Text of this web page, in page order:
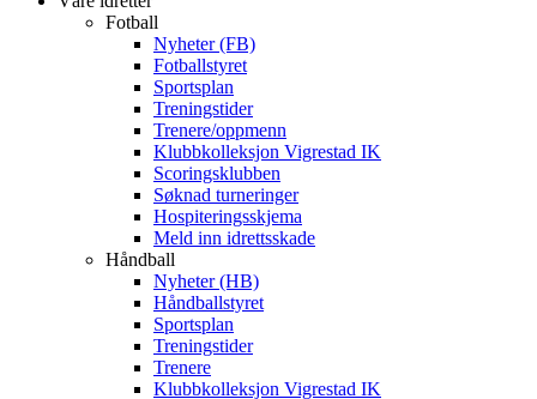
Fotball
Nyheter (FB)
Fotballstyret
Sportsplan
Treningstider
Trenere/oppmenn
Klubbkolleksjon Vigrestad IK
Scoringsklubben
Søknad turneringer
Hospiteringsskjema
Meld inn idrettsskade
Håndball
Nyheter (HB)
Håndballstyret
Sportsplan
Treningstider
Trenere
Klubbkolleksjon Vigrestad IK